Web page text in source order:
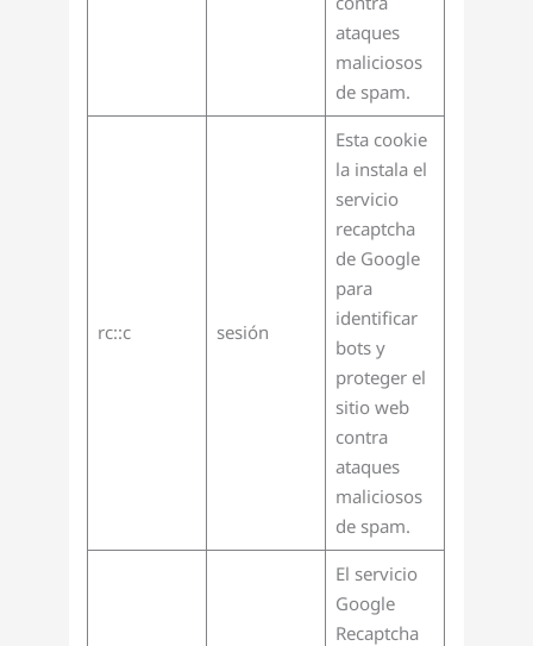
ataques
maliciosos
de spam.
rc::c sesión
Esta cookie
la instala el
servicio
recaptcha
de Google
para
identificar
bots y
proteger el
sitio web
contra
ataques
maliciosos
de spam.
El servicio
Google
Recaptcha